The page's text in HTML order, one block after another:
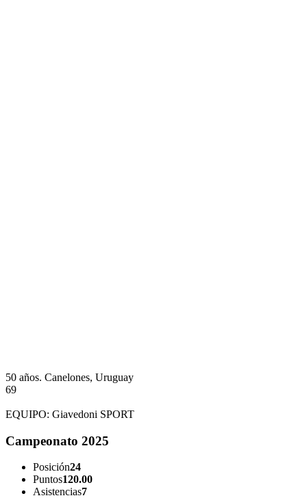
50 años. Canelones, Uruguay
69
EQUIPO: Giavedoni SPORT
Campeonato 2025
Posición24
Puntos120.00
Asistencias7